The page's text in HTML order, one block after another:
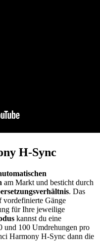
H-Sync
am Markt und besticht durch
. Das
vordefinierte Gänge
für Ihre jeweilige
kannst du eine
und 100 Umdrehungen pro
Harmony H-Sync dann die